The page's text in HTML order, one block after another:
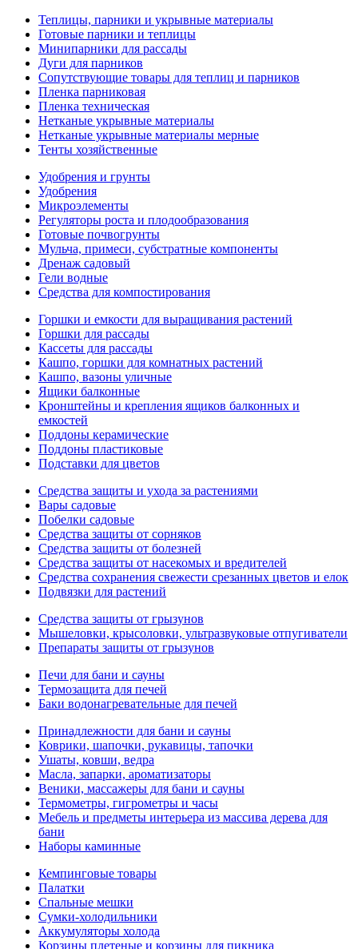
Теплицы, парники и укрывные материалы
Готовые парники и теплицы
Минипарники для рассады
Дуги для парников
Сопутствующие товары для теплиц и парников
Пленка парниковая
Пленка техническая
Нетканые укрывные материалы
Нетканые укрывные материалы мерные
Тенты хозяйственные
Удобрения и грунты
Удобрения
Микроэлементы
Регуляторы роста и плодообразования
Готовые почвогрунты
Мульча, примеси, субстратные компоненты
Дренаж садовый
Гели водные
Средства для компостирования
Горшки и емкости для выращивания растений
Горшки для рассады
Кассеты для рассады
Кашпо, горшки для комнатных растений
Кашпо, вазоны уличные
Ящики балконные
Кронштейны и крепления ящиков балконных и
емкостей
Поддоны керамические
Поддоны пластиковые
Подставки для цветов
Средства защиты и ухода за растениями
Вары садовые
Побелки садовые
Средства защиты от сорняков
Средства защиты от болезней
Средства защиты от насекомых и вредителей
Средства сохранения свежести срезанных цветов и елок
Подвязки для растений
Средства защиты от грызунов
Мышеловки, крысоловки, ультразвуковые отпугиватели
Препараты защиты от грызунов
Печи для бани и сауны
Термозащита для печей
Баки водонагревательные для печей
Принадлежности для бани и сауны
Коврики, шапочки, рукавицы, тапочки
Ушаты, ковши, ведра
Масла, запарки, ароматизаторы
Веники, массажеры для бани и сауны
Термометры, гигрометры и часы
Мебель и предметы интерьера из массива дерева для
бани
Наборы каминные
Кемпинговые товары
Палатки
Спальные мешки
Сумки-холодильники
Аккумуляторы холода
Корзины плетеные и корзины для пикника